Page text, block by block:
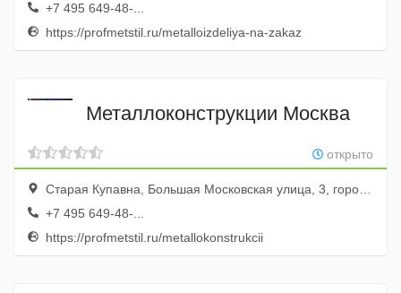
+7 495 649-48-...
https://profmetstil.ru/metalloizdeliya-na-zakaz
Металлоконструкции Москва
открыто
Старая Купавна, Большая Московская улица, 3, город Старая Купавна, Московская область, Россия
+7 495 649-48-...
https://profmetstil.ru/metallokonstrukcii